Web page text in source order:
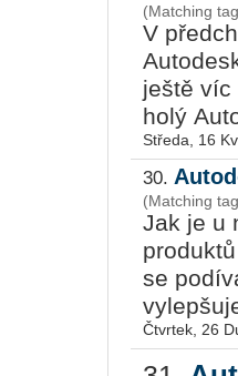
(Matching
V
ještě víc
holý
Středa, 16
30.
(Matching
Jak je u
se
Čtvrtek, 26